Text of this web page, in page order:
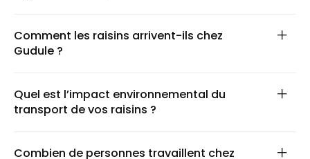
Comment les raisins arrivent-ils chez
Gudule ?
Quel est l’impact environnemental du
transport de vos raisins ?
Combien de personnes travaillent chez